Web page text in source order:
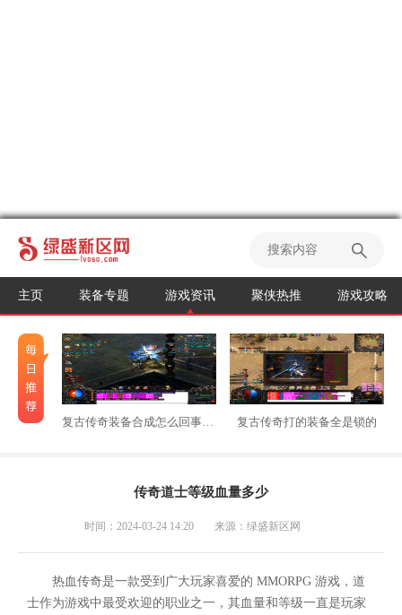
主页 装备专题 游戏资讯 聚侠热推 游戏攻略
复古传奇装备合成怎么回事不能用 复古传奇打的装备全是锁的
传奇道士等级血量多少
时间：2024-03-24 14:20 来源：绿盛新区网
热血传奇是一款受到广大玩家喜爱的 MMORPG 游戏，道
士作为游戏中最受欢迎的职业之一，其血量和等级一直是玩家